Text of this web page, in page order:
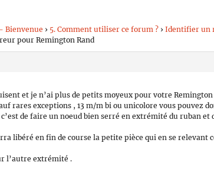
Bienvenue › 5. Comment utiliser ce forum ? › Identifier un
pour Remington Rand
et je n’ai plus de petits moyeux pour votre Remington
rares exceptions , 13 m/m bi ou unicolore vous pouvez
de faire un noeud bien serré en extrémité du ruban et
libéré en fin de course la petite pièce qui en se relevant
l’autre extrémité .